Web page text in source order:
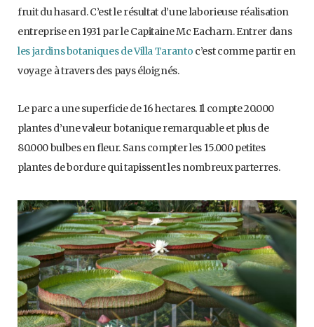
fruit du hasard. C’est le résultat d’une laborieuse réalisation
entreprise en 1931 par le Capitaine Mc Eacharn. Entrer dans
les jardins botaniques de Villa Taranto c’est comme partir en
voyage à travers des pays éloignés.
Le parc a une superficie de 16 hectares. Il compte 20.000
plantes d’une valeur botanique remarquable et plus de
80.000 bulbes en fleur. Sans compter les 15.000 petites
plantes de bordure qui tapissent les nombreux parterres.